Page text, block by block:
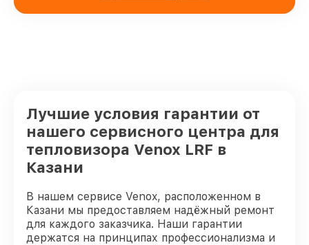
Лучшие условия гарантии от
нашего сервисного центра для
тепловизора Venox LRF в
Казани
В нашем сервисе Venox, расположенном в
Казани мы предоставляем надёжный ремонт
для каждого заказчика. Наши гарантии
держатся на принципах профессионализма и